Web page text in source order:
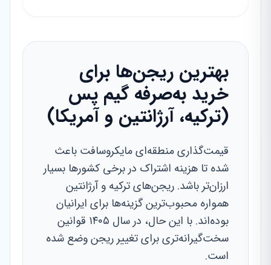
بهترین ریجن‌ها برای
خرید به‌صرفه گیم پس
(ترکیه، آرژانتین و آمریکا)
قیمت‌گذاری منطقه‌ای مایکروسافت باعث
شده تا هزینه اشتراک در برخی کشورها بسیار
ارزان‌تر باشد. ریجن‌های ترکیه و آرژانتین
همواره محبوب‌ترین گزینه‌ها برای ایرانیان
بوده‌اند. با این حال، در سال ۱۴۰۵ قوانین
سخت‌گیرانه‌تری برای تغییر ریجن وضع شده
است.